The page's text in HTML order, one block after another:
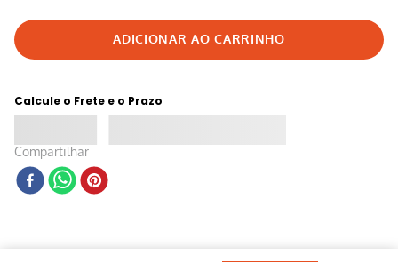
Calcule o Frete e o Prazo
Compartilhar